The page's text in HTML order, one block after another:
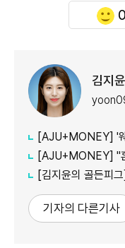
0
김지
[AJU+MONEY] '웨딩 페
[AJU+MONEY] "혼인
[김지윤의 골든피그] 기후동
기자의 다른기사